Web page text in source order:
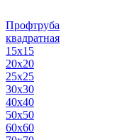
Профтруба
квадратная
15х15
20х20
25х25
30х30
40х40
50х50
60х60